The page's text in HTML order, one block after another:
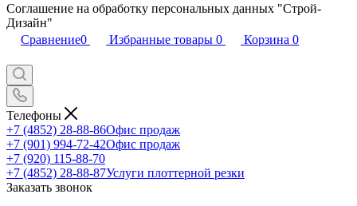
Соглашение на обработку персональных данных "Строй-
Дизайн"
Сравнение0 Избранные товары 0 Корзина 0
Телефоны
+7 (4852) 28-88-86Офис продаж
+7 (901) 994-72-42Офис продаж
+7 (920) 115-88-70
+7 (4852) 28-88-87Услуги плоттерной резки
Заказать звонок